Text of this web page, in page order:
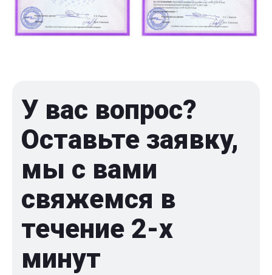
У вас вопрос?
Оставьте заявку,
мы с вами
свяжемся в
течение 2-x
минут